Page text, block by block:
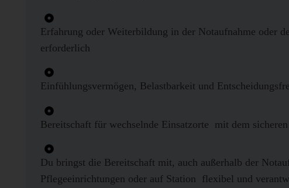
Erfahrung oder Weiterbildung in der Notaufnahme oder
erforderlich
Einfühlungsvermögen, Belastbarkeit und
Bereitschaft für wechselnde Einsatzorte  mit dem
Du bringst die Bereitschaft mit, auch außerhalb der
Pflegeeinrichtungen oder auf Station  flexibel und